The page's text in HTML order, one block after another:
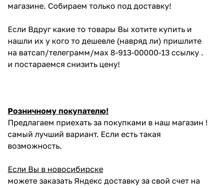
магазине. Собираем только под доставку!
Если Вдруг какие то товары Вы хотите купить и
нашли их у кого то дешевле (навряд ли) пришлите
на ватсап/телеграмм/мах 8-913-00000-13 ссылку .
и постараемся снизить цену!
Розничному покупателю!
Предлагаем приехать за покупками в наш магазин !
самый лучший вариант. Если есть такая
возможность.
Если Вы в новосибирске
можете заказать Яндекс доставку за свой счет на